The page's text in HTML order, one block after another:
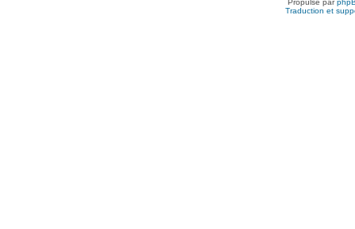
Propulsé par
Traduction et